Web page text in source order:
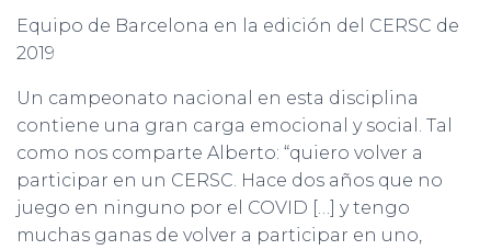
Equipo de Barcelona en la edición del CERSC de
2019
Un campeonato nacional en esta disciplina
contiene una gran carga emocional y social. Tal
como nos comparte Alberto: “quiero volver a
participar en un CERSC. Hace dos años que no
juego en ninguno por el COVID […] y tengo
muchas ganas de volver a participar en uno,